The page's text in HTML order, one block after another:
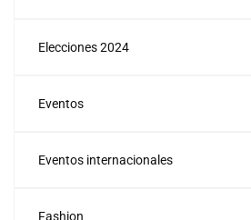
Elecciones 2024
Eventos
Eventos internacionales
Fashion